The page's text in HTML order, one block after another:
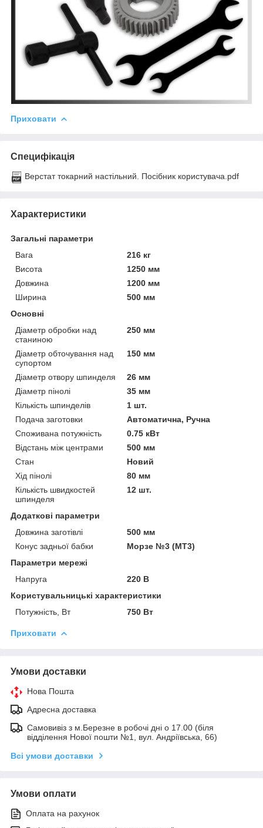
Приховати
Специфікація
Верстат токарний настільний. Посібник користувача.pdf
Характеристики
Загальні параметри
Вага
216 кг
Висота
1250 мм
Довжина
1200 мм
Ширина
500 мм
Основні
Діаметр обробки над
станиною
250 мм
Діаметр обточування над
супортом
150 мм
Діаметр отвору шпинделя
26 мм
Діаметр пінолі
35 мм
Кількість шпинделів
1 шт.
Подача заготовки
Автоматична, Ручна
Споживана потужність
0.75 кВт
Відстань між центрами
500 мм
Стан
Новий
Хід пінолі
80 мм
Кількість швидкостей
шпинделя
12 шт.
Додаткові параметри
Довжина заготівлі
500 мм
Конус задньої бабки
Морзе №3 (MT3)
Параметри мережі
Напруга
220 В
Користувальницькі характеристики
Потужність, Вт
750 Вт
Приховати
Умови доставки
Нова Пошта
Адресна доставка
Самовивіз з м.Березне в робочі дні о 17.00 (біля
відділення Нової пошти №1, вул. Андріївська, 66)
Всі умови доставки
Умови оплати
Оплата на рахунок